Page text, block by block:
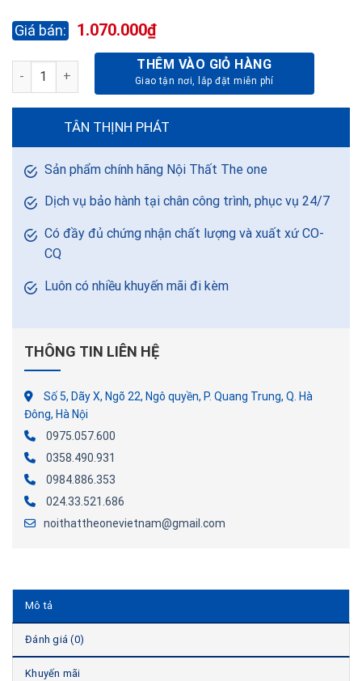
1.070.000₫
BÀN NHÂN VIÊN HP140HL số lượngTHÊM VÀO GIỎ HÀNG
TÂN THỊNH PHÁT
Sản phẩm chính hãng Nội Thất The one
Dịch vụ bảo hành tại chân công trình, phục vụ 24/7
Có đầy đủ chứng nhận chất lượng và xuất xứ CO-
CQ
Luôn có nhiều khuyến mãi đi kèm
THÔNG TIN LIÊN HỆ
Số 5, Dãy X, Ngõ 22, Ngô quyền, P. Quang Trung, Q. Hà
Đông, Hà Nội
0975.057.600
0358.490.931
0984.886.353
024.33.521.686
noithattheonevietnam@gmail.com
Mô tả
Đánh giá (0)
Khuyến mãi